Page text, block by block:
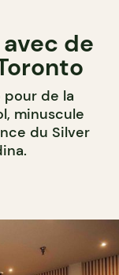
de
pour de la
minuscule
du Silver